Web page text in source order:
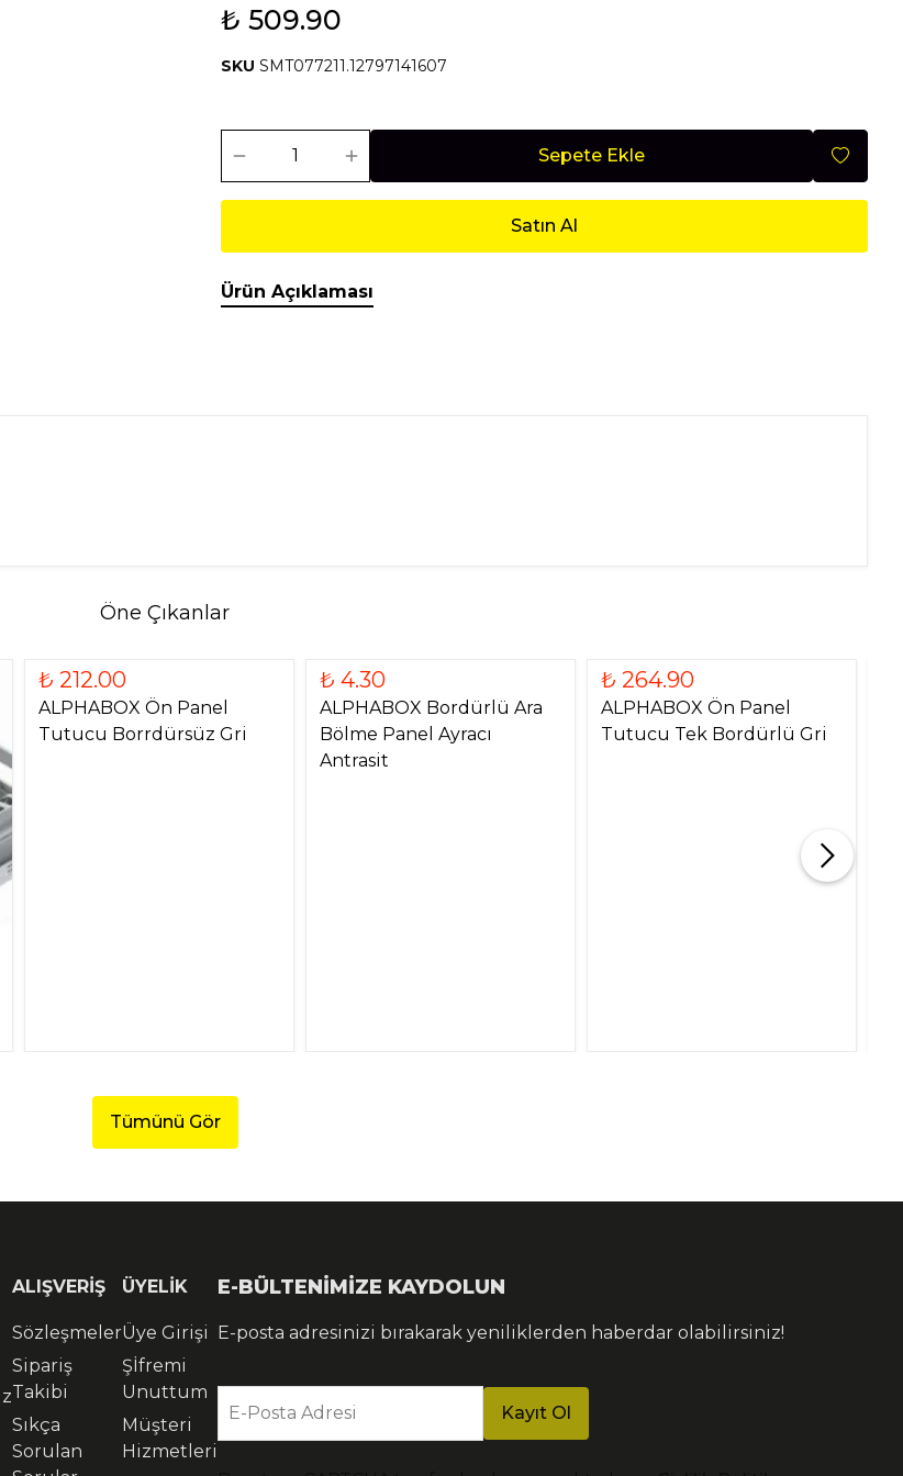
Makineler Mobilya
Tesisat
Malzemeleri
₺ 509.90
SKU SMT077211.12797141607
Sepete Ekle
Satın Al
Ürün Açıklaması
Öne Çıkanlar
₺ 212.00
ALPHABOX Ön Panel
Tutucu Borrdürsüz Gri
₺ 4.30
ALPHABOX Bordürlü Ara
Bölme Panel Ayracı
Antrasit
₺ 264.90
ALPHABOX Ön Panel
Tutucu Tek Bordürlü Gri
Tümünü Gör
ALIŞVERİŞ
Sözleşmeler
Sipariş
Takibi
Sıkça
Sorulan
ÜYELİK
Üye Girişi
Şİfremi
Unuttum
Müşteri
Hizmetleri
E-BÜLTENİMİZE KAYDOLUN
E-posta adresinizi bırakarak yeniliklerden haberdar olabilirsiniz!
E-Posta Adresi Kayıt Ol